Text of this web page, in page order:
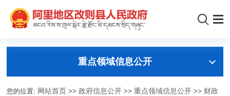
重点领域信息公开
您的位置: 网站首页 >>政府信息公开 >>重点领域信息公开 >> 财政